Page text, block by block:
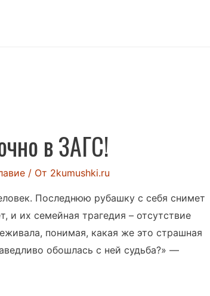
в ЗАГС!
/ От 2kumushki.ru
Последнюю рубашку с себя снимет
и их семейная трагедия – отсутствие
понимая, какая же это страшная
обошлась с ней судьба?» —